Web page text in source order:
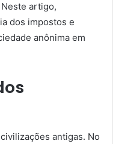
artigo,
dos impostos e
anônima em
antigas. No